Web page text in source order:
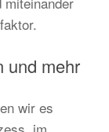
und mehr
wir es